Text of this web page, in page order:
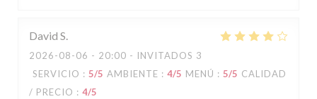
David S
2026-08-06 - 20:00 - INVITADOS 3
SERVICIO : 5/5 AMBIENTE : 4/5 MENÚ : 5/5 CALIDAD
/ PRECIO : 4/5